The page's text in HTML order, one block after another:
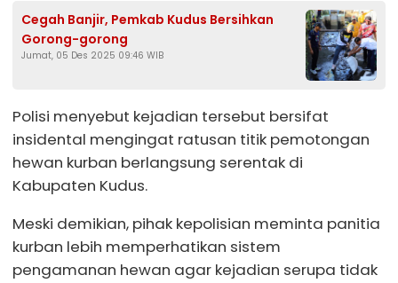
Cegah Banjir, Pemkab Kudus Bersihkan
Gorong-gorong
Jumat, 05 Des 2025 09:46 WIB
Polisi menyebut kejadian tersebut bersifat
insidental mengingat ratusan titik pemotongan
hewan kurban berlangsung serentak di
Kabupaten Kudus.
Meski demikian, pihak kepolisian meminta panitia
kurban lebih memperhatikan sistem
pengamanan hewan agar kejadian serupa tidak